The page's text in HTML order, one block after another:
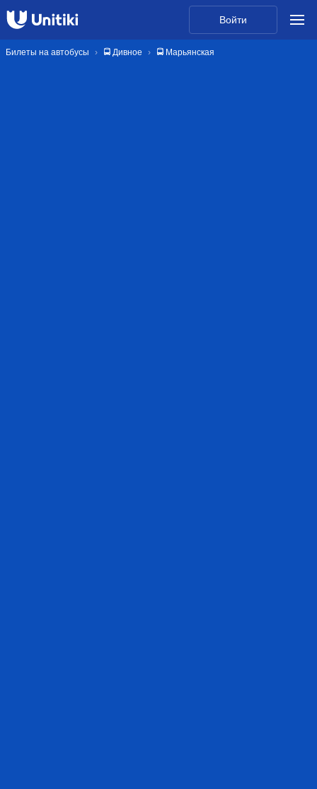
Войти
Билеты на автобусы 🚍 Дивное 🚍 Марьянская